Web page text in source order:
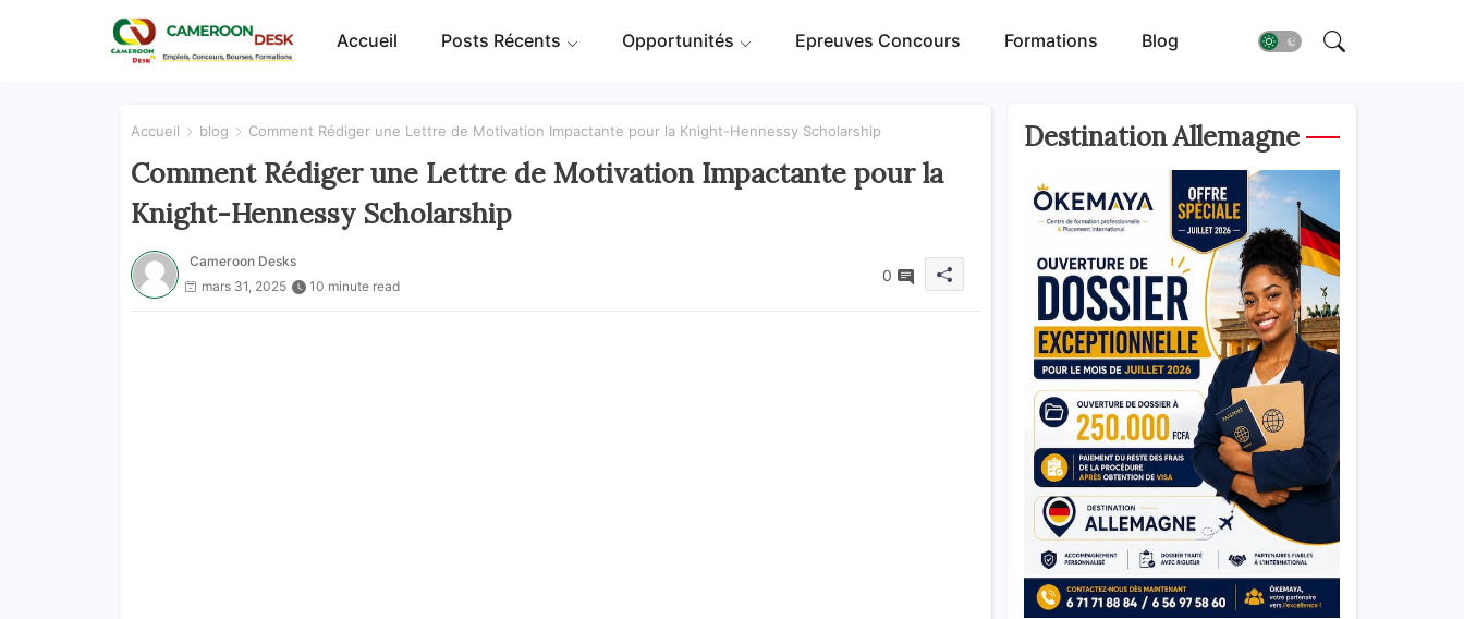
Accueil Posts Récents Opportunités Epreuves Concours Formations Blog
Accueil blog Comment Rédiger une Lettre de Motivation Impactante pour la Knight-Hennessy Scholarship
Comment Rédiger une Lettre de Motivation Impactante pour la
Knight-Hennessy Scholarship
Cameroon Desks
mars 31, 2025
10 minute read
0
Destination Allemagne